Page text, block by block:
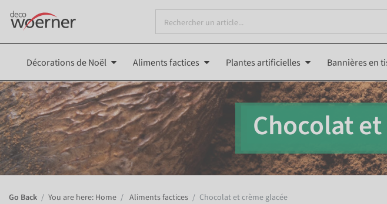
Décorations de Noël Aliments factices Plantes artificielles Bannières en
Chocolat
Go Back You are here: Home Aliments factices Chocolat et crème glacée